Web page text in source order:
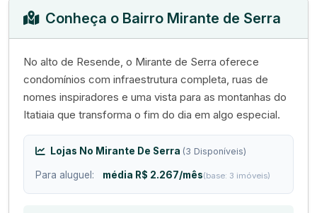
Conheça o Bairro Mirante de Serra
No alto de Resende, o Mirante de Serra oferece
condomínios com infraestrutura completa, ruas de
nomes inspiradores e uma vista para as montanhas do
Itatiaia que transforma o fim do dia em algo especial.
Lojas No Mirante De Serra (3 Disponíveis)
Para aluguel: média R$ 2.267/mês(base: 3 imóveis)